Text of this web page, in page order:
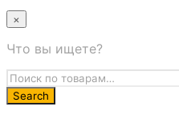
×
Что вы ищете?